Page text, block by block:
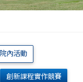
院內活動
創新課程實作競賽